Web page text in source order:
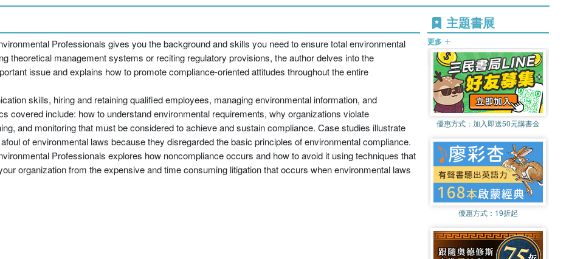
Professionals gives you the background and skills you need to ensure total environmental
theoretical management systems or reciting regulatory provisions, the author delves into the
issue and explains how to promote compliance-oriented attitudes throughout the entire
skills, hiring and retaining qualified employees, managing environmental information, and
covered include: how to understand environmental requirements, why organizations violate
and monitoring that must be considered to achieve and sustain compliance. Case studies illustrate
of environmental laws because they disregarded the basic principles of environmental compliance.
Professionals explores how noncompliance occurs and how to avoid it using techniques that
organization from the expensive and time consuming litigation that occurs when environmental laws
主題書展
更多
優惠方式： 加入即送50元購書金
優惠方式： 19折起